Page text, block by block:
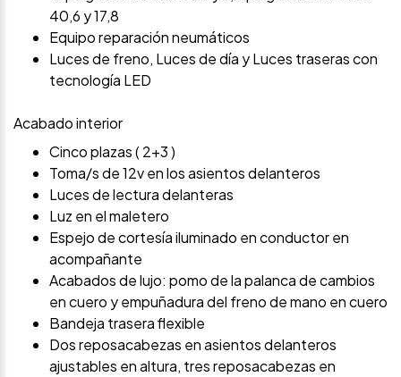
40,6 y 17,8
Equipo reparación neumáticos
Luces de freno, Luces de día y Luces traseras con
tecnología LED
Acabado interior
Cinco plazas ( 2+3 )
Toma/s de 12v en los asientos delanteros
Luces de lectura delanteras
Luz en el maletero
Espejo de cortesía iluminado en conductor en
acompañante
Acabados de lujo: pomo de la palanca de cambios
en cuero y empuñadura del freno de mano en cuero
Bandeja trasera flexible
Dos reposacabezas en asientos delanteros
ajustables en altura, tres reposacabezas en